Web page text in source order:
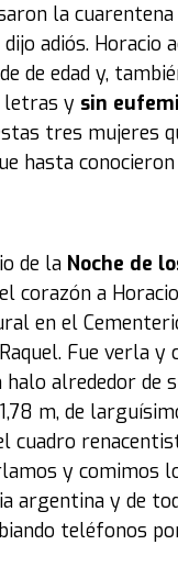
la cuarentena
adiós. Horacio
de edad y,
letras y sin
tres mujeres
hasta conocieron
de la Noche de
a
en el
Fue verla y
alrededor de
m, de
cuadro
y
argentina y de
teléfonos